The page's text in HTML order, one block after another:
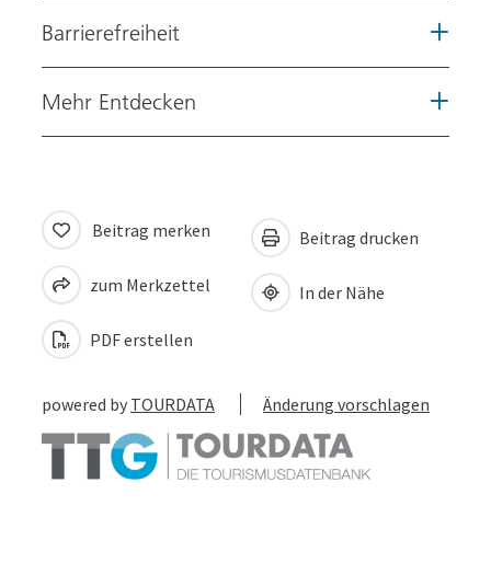
Barrierefreiheit
Mehr Entdecken
Beitrag merken
zum Merkzettel
PDF erstellen
Beitrag drucken
In der Nähe
powered by TOURDATA Änderung vorschlagen